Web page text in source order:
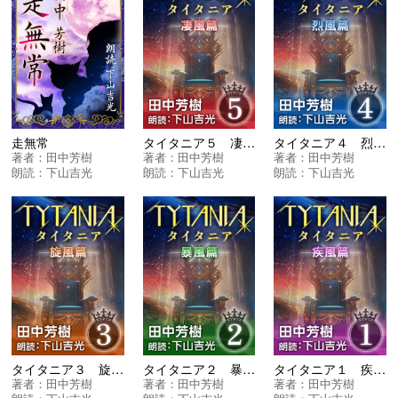
走無常
著者： 田中芳樹
朗読：下山吉光
タイタニア５ 凄風篇
著者： 田中芳樹
朗読： 下山吉光
タイタニア４ 烈風篇
著者： 田中芳樹
朗読：下山吉光
タイタニア３ 旋風篇
著者： 田中芳樹
タイタニア２ 暴風篇
著者： 田中芳樹
タイタニア１ 疾風篇
著者： 田中芳樹